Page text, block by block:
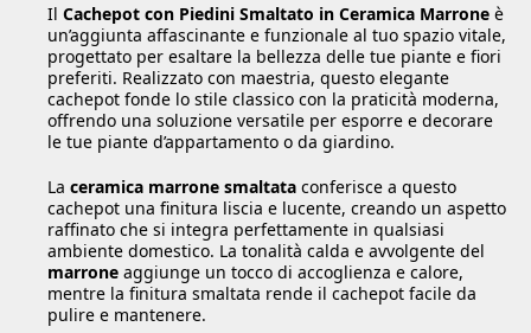
Il Cachepot con Piedini Smaltato in Ceramica Marrone è
un’aggiunta affascinante e funzionale al tuo spazio vitale,
progettato per esaltare la bellezza delle tue piante e fiori
preferiti. Realizzato con maestria, questo elegante
cachepot fonde lo stile classico con la praticità moderna,
offrendo una soluzione versatile per esporre e decorare
le tue piante d’appartamento o da giardino.
La ceramica marrone smaltata conferisce a questo
cachepot una finitura liscia e lucente, creando un aspetto
raffinato che si integra perfettamente in qualsiasi
ambiente domestico. La tonalità calda e avvolgente del
marrone aggiunge un tocco di accoglienza e calore,
mentre la finitura smaltata rende il cachepot facile da
pulire e mantenere.